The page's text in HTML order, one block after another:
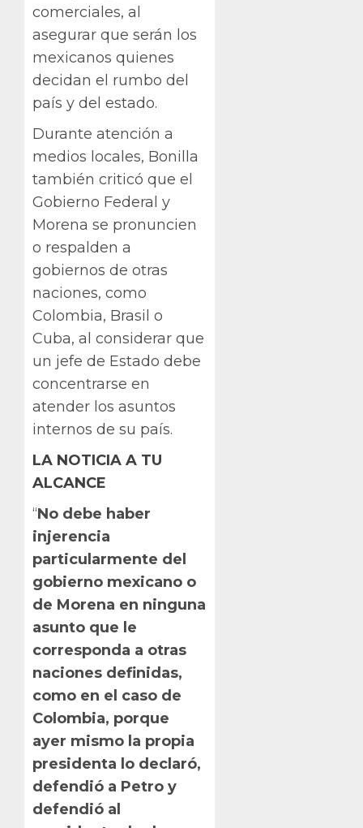
comerciales, al
asegurar que serán los
mexicanos quienes
decidan el rumbo del
país y del estado.
Durante atención a
medios locales, Bonilla
también criticó que el
Gobierno Federal y
Morena se pronuncien
o respalden a
gobiernos de otras
naciones, como
Colombia, Brasil o
Cuba, al considerar que
un jefe de Estado debe
concentrarse en
atender los asuntos
internos de su país.
LA NOTICIA A TU
ALCANCE
“No debe haber
injerencia
particularmente del
gobierno mexicano o
de Morena en ninguna
asunto que le
corresponda a otras
naciones definidas,
como en el caso de
Colombia, porque
ayer mismo la propia
presidenta lo declaró,
defendió a Petro y
defendió al